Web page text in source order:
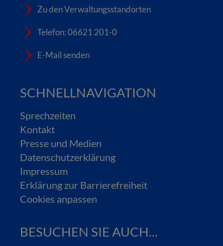
Zu den Verwaltungsstandorten
Telefon: 06621 201-0
E-Mail senden
SCHNELLNAVIGATION
Sprechzeiten
Kontakt
Presse und Medien
Datenschutzerklärung
Impressum
Erklärung zur Barrierefreiheit
Cookies anpassen
BESUCHEN SIE AUCH...